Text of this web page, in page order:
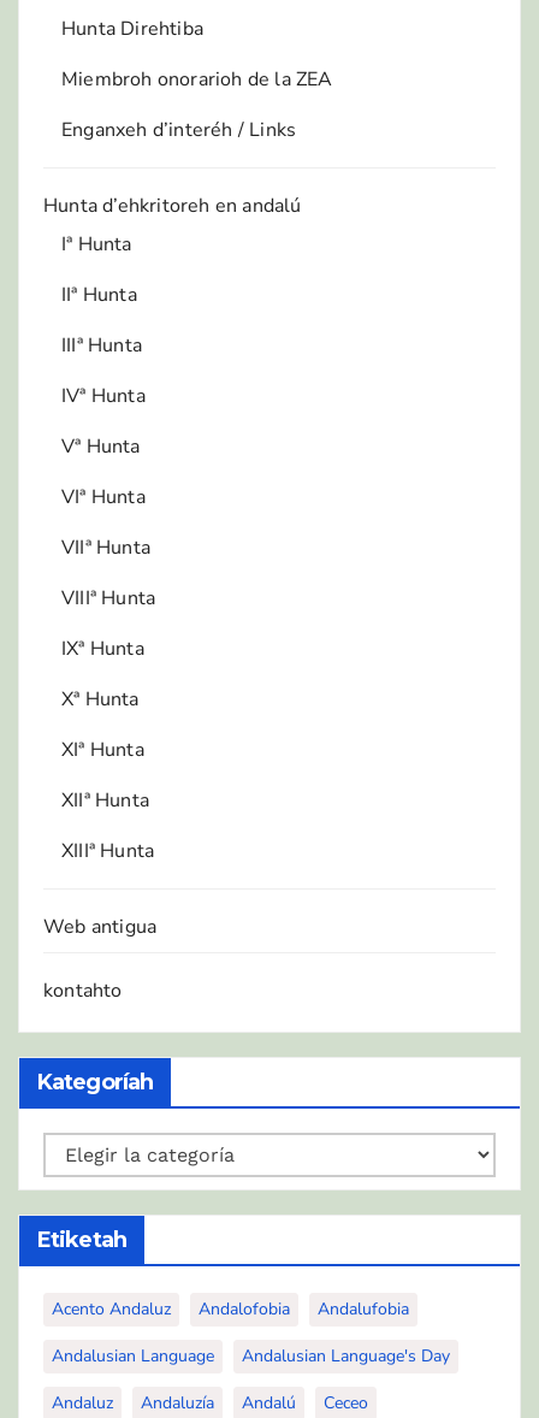
Hunta Direhtiba
Miembroh onorarioh de la ZEA
Enganxeh d’interéh / Links
Hunta d’ehkritoreh en andalú
Iª Hunta
IIª Hunta
IIIª Hunta
IVª Hunta
Vª Hunta
VIª Hunta
VIIª Hunta
VIIIª Hunta
IXª Hunta
Xª Hunta
XIª Hunta
XIIª Hunta
XIIIª Hunta
Web antigua
kontahto
Kategoríah
Kategoríah
Etiketah
Acento Andaluz Andalofobia Andalufobia
Andalusian Language Andalusian Language's Day
Andaluz Andaluzía Andalú Ceceo